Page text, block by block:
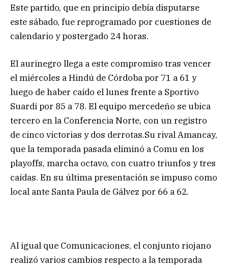
Este partido, que en principio debía disputarse
este sábado, fue reprogramado por cuestiones de
calendario y postergado 24 horas.
El aurinegro llega a este compromiso tras vencer
el miércoles a Hindú de Córdoba por 71 a 61 y
luego de haber caído el lunes frente a Sportivo
Suardi por 85 a 78. El equipo mercedeño se ubica
tercero en la Conferencia Norte, con un registro
de cinco victorias y dos derrotas.Su rival Amancay,
que la temporada pasada eliminó a Comu en los
playoffs, marcha octavo, con cuatro triunfos y tres
caídas. En su última presentación se impuso como
local ante Santa Paula de Gálvez por 66 a 62.
Al igual que Comunicaciones, el conjunto riojano
realizó varios cambios respecto a la temporada